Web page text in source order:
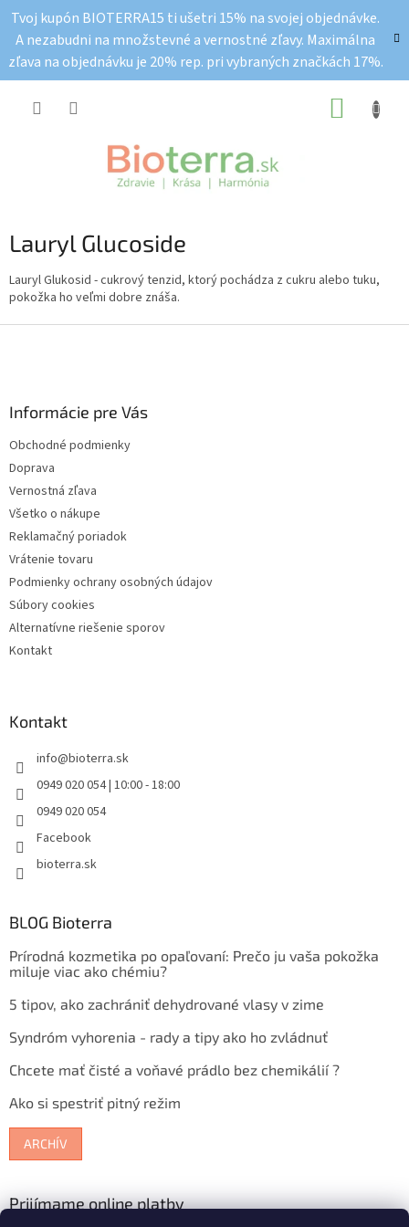
obsah
Tvoj kupón BIOTERRA15 ti ušetri 15% na svojej objednávke.
A nezabudni na množstevné a vernostné zľavy. Maximálna
zľava na objednávku je 20% rep. pri vybraných značkách 17%.
Lauryl Glucoside
Lauryl Glukosid - cukrový tenzid, ktorý pochádza z cukru alebo tuku,
pokožka ho veľmi dobre znáša.
Informácie pre Vás
Obchodné podmienky
Doprava
Vernostná zľava
Všetko o nákupe
Reklamačný poriadok
Vrátenie tovaru
Podmienky ochrany osobných údajov
Súbory cookies
Alternatívne riešenie sporov
Kontakt
Kontakt
info@bioterra.sk
0949 020 054 | 10:00 - 18:00
0949 020 054
Facebook
bioterra.sk
BLOG Bioterra
Prírodná kozmetika po opaľovaní: Prečo ju vaša pokožka
miluje viac ako chémiu?
5 tipov, ako zachrániť dehydrované vlasy v zime
Syndróm vyhorenia - rady a tipy ako ho zvládnuť
Chcete mať čisté a voňavé prádlo bez chemikálií ?
Ako si spestriť pitný režim
ARCHÍV
Prijímame online platby